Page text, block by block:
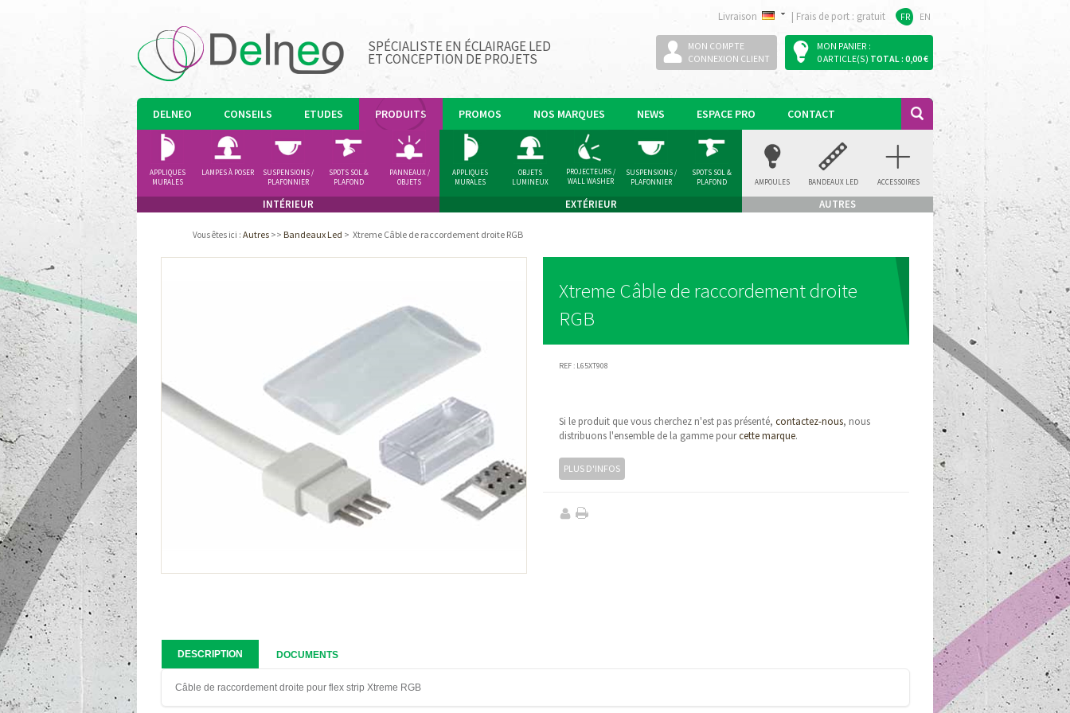
Livraison | Frais de port : gratuit FR EN
SPÉCIALISTE EN ÉCLAIRAGE LED
ET CONCEPTION DE PROJETS
MON COMPTE
CONNEXION CLIENT
MON PANIER :
0 ARTICLE(S) TOTAL : 0,00 €
DELNEO CONSEILS ETUDES PRODUITS PROMOS NOS MARQUES NEWS ESPACE PRO CONTACT
INTÉRIEUR
APPLIQUES
MURALES
LAMPES À POSER
SUSPENSIONS /
PLAFONNIER
SPOTS SOL &
PLAFOND
PANNEAUX /
OBJETS
EXTÉRIEUR
APPLIQUES
MURALES
OBJETS
LUMINEUX
PROJECTEURS /
WALL WASHER
SUSPENSIONS /
PLAFONNIER
SPOTS SOL &
PLAFOND
AUTRES
AMPOULES BANDEAUX LED ACCESSOIRES
Vous êtes ici : Autres >> Bandeaux Led > Xtreme Câble de raccordement droite RGB
Xtreme Câble de raccordement droite
RGB
REF : L65XT908
Si le produit que vous cherchez n'est pas présenté, contactez-nous, nous
distribuons l'ensemble de la gamme pourcette marque.
PLUS D'INFOS
DESCRIPTION DOCUMENTS
Câble de raccordement droite pour flex strip Xtreme RGB